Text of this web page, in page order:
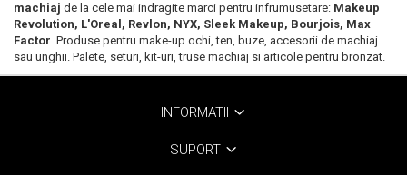
machiaj de la cele mai indragite marci pentru infrumusetare: Makeup
Revolution, L'Oreal, Revlon, NYX, Sleek Makeup, Bourjois, Max
Factor. Produse pentru make-up ochi, ten, buze, accesorii de machiaj
sau unghii. Palete, seturi, kit-uri, truse machiaj si articole pentru bronzat.
INFORMATII
SUPORT